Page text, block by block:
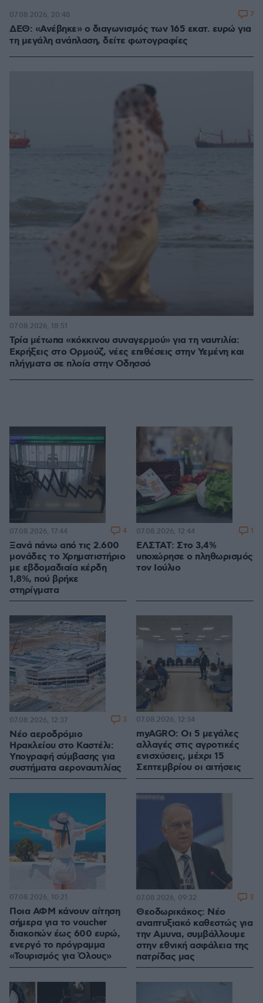
ΔΕΘ: «Ανέβηκε» ο διαγωνισμός των 165 εκατ. ευρώ για
τη μεγάλη ανάπλαση, δείτε φωτογραφίες
07.08.2026, 20:48 7
Τρία μέτωπα «κόκκινου συναγερμού» για τη ναυτιλία:
Εκρήξεις στο Ορμούζ, νέες επιθέσεις στην Υεμένη και
πλήγματα σε πλοία στην Οδησσό
07.08.2026, 18:51
Ξανά πάνω από τις 2.600
μονάδες το Χρηματιστήριο
με εβδομαδιαία κέρδη
1,8%, πού βρήκε
στηρίγματα
07.08.2026, 17:44 4
ΕΛΣΤΑΤ: Στο 3,4%
υποχώρησε ο πληθωρισμός
τον Ιούλιο
07.08.2026, 12:44 1
Νέο αεροδρόμιο
Ηρακλείου στο Καστέλι:
Υπογραφή σύμβασης για
συστήματα αεροναυτιλίας
07.08.2026, 12:37 3
myAGRO: Οι 5 μεγάλες
αλλαγές στις αγροτικές
ενισχύσεις, μέχρι 15
Σεπτεμβρίου οι αιτήσεις
07.08.2026, 12:34
Ποια ΑΦΜ κάνουν αίτηση
σήμερα για το voucher
διακοπών έως 600 ευρώ,
ενεργό το πρόγραμμα
«Τουρισμός για Όλους»
07.08.2026, 10:21
Θεοδωρικάκος: Νέο
αναπτυξιακό καθεστώς για
την Αμυνα, συμβάλλουμε
στην εθνική ασφάλεια της
πατρίδας μας
07.08.2026, 09:32 3